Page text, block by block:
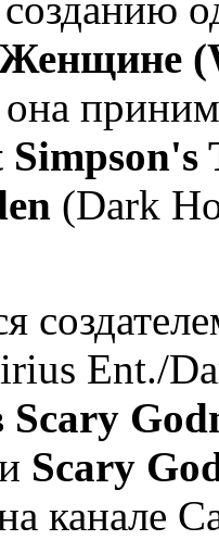
(
(Dark
Ent./
Scary
Scary
канале